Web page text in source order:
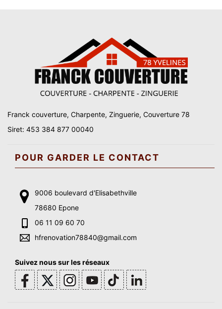
Franck couverture, Charpente, Zinguerie, Couverture 78
Siret: 453 384 877 00040
POUR GARDER LE CONTACT
9006 boulevard d'Elisabethville
78680 Epone
06 11 09 60 70
hfrenovation78840@gmail.com
Suivez nous sur les réseaux